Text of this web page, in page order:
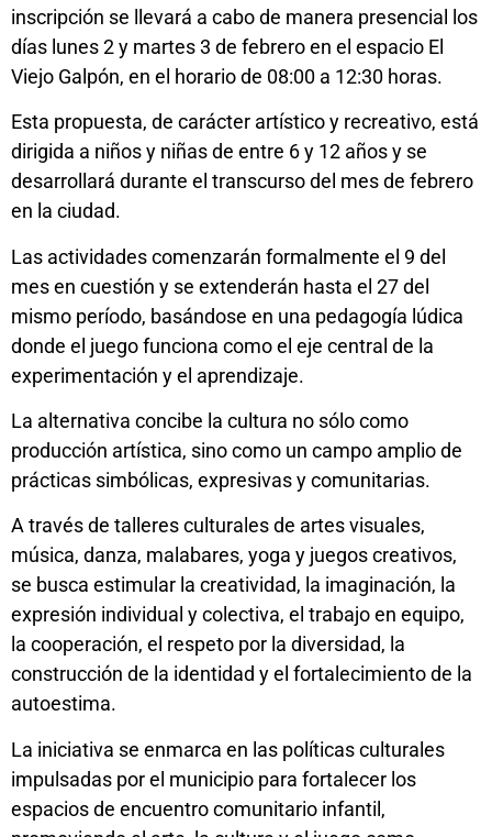
inscripción se llevará a cabo de manera presencial los
días lunes 2 y martes 3 de febrero en el espacio El
Viejo Galpón, en el horario de 08:00 a 12:30 horas.
Esta propuesta, de carácter artístico y recreativo, está
dirigida a niños y niñas de entre 6 y 12 años y se
desarrollará durante el transcurso del mes de febrero
en la ciudad.
Las actividades comenzarán formalmente el 9 del
mes en cuestión y se extenderán hasta el 27 del
mismo período, basándose en una pedagogía lúdica
donde el juego funciona como el eje central de la
experimentación y el aprendizaje.
La alternativa concibe la cultura no sólo como
producción artística, sino como un campo amplio de
prácticas simbólicas, expresivas y comunitarias.
A través de talleres culturales de artes visuales,
música, danza, malabares, yoga y juegos creativos,
se busca estimular la creatividad, la imaginación, la
expresión individual y colectiva, el trabajo en equipo,
la cooperación, el respeto por la diversidad, la
construcción de la identidad y el fortalecimiento de la
autoestima.
La iniciativa se enmarca en las políticas culturales
impulsadas por el municipio para fortalecer los
espacios de encuentro comunitario infantil,